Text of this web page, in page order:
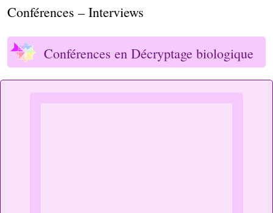
Conférences – Interviews
Conférences en Décryptage biologique